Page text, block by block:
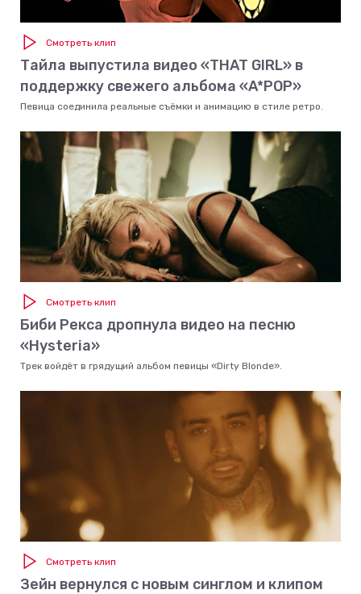
Смотреть клип
Тайла выпустила видео «THAT GIRL» в
поддержку свежего альбома «A*POP»
Певица соединила реальные съёмки и анимацию в стиле ретро.
Смотреть клип
Биби Рекса дропнула видео на песню
«Hysteria»
Трек войдёт в грядущий альбом певицы «Dirty Blonde».
Смотреть клип
Зейн вернулся с новым синглом и клипом